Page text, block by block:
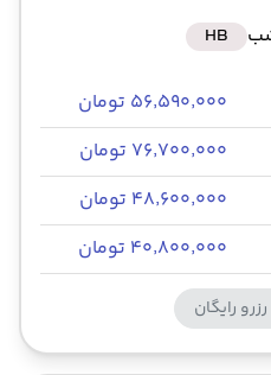
HB
۵۶٬۵۹۰٬۰۰۰ تومان
۷۶٬۷۰۰٬۰۰۰ تومان
۴۸٬۶۰۰٬۰۰۰ تومان
۴۰٬۸۰۰٬۰۰۰ تومان
رایگان